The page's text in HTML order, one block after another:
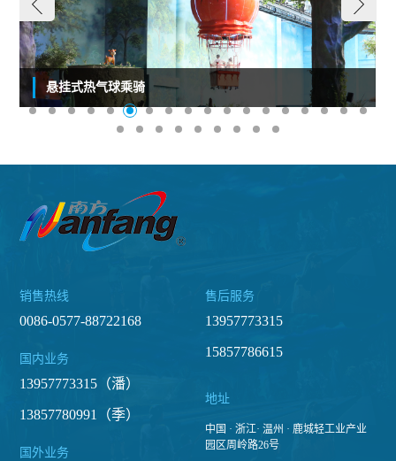
悬挂式热气球乘骑
销售热线
0086-0577-88722168
国内业务
13957773315（潘）
13857780991（季）
国外业务
售后服务
13957773315
15857786615
地址
中国 · 浙江· 温州 · 鹿城轻工业产业
园区周岭路26号